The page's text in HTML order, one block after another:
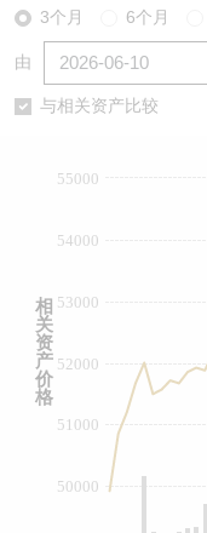
3个月 6个月
由
与相关资产比较
50000
51000
52000
53000
54000
55000
相
关
资
产
价
格
认股证/牛熊证日志
牛熊证到期结算价查找
牛熊证文件及公告 (瑞信)
中资ETFs溢价比较
收市竞价变化